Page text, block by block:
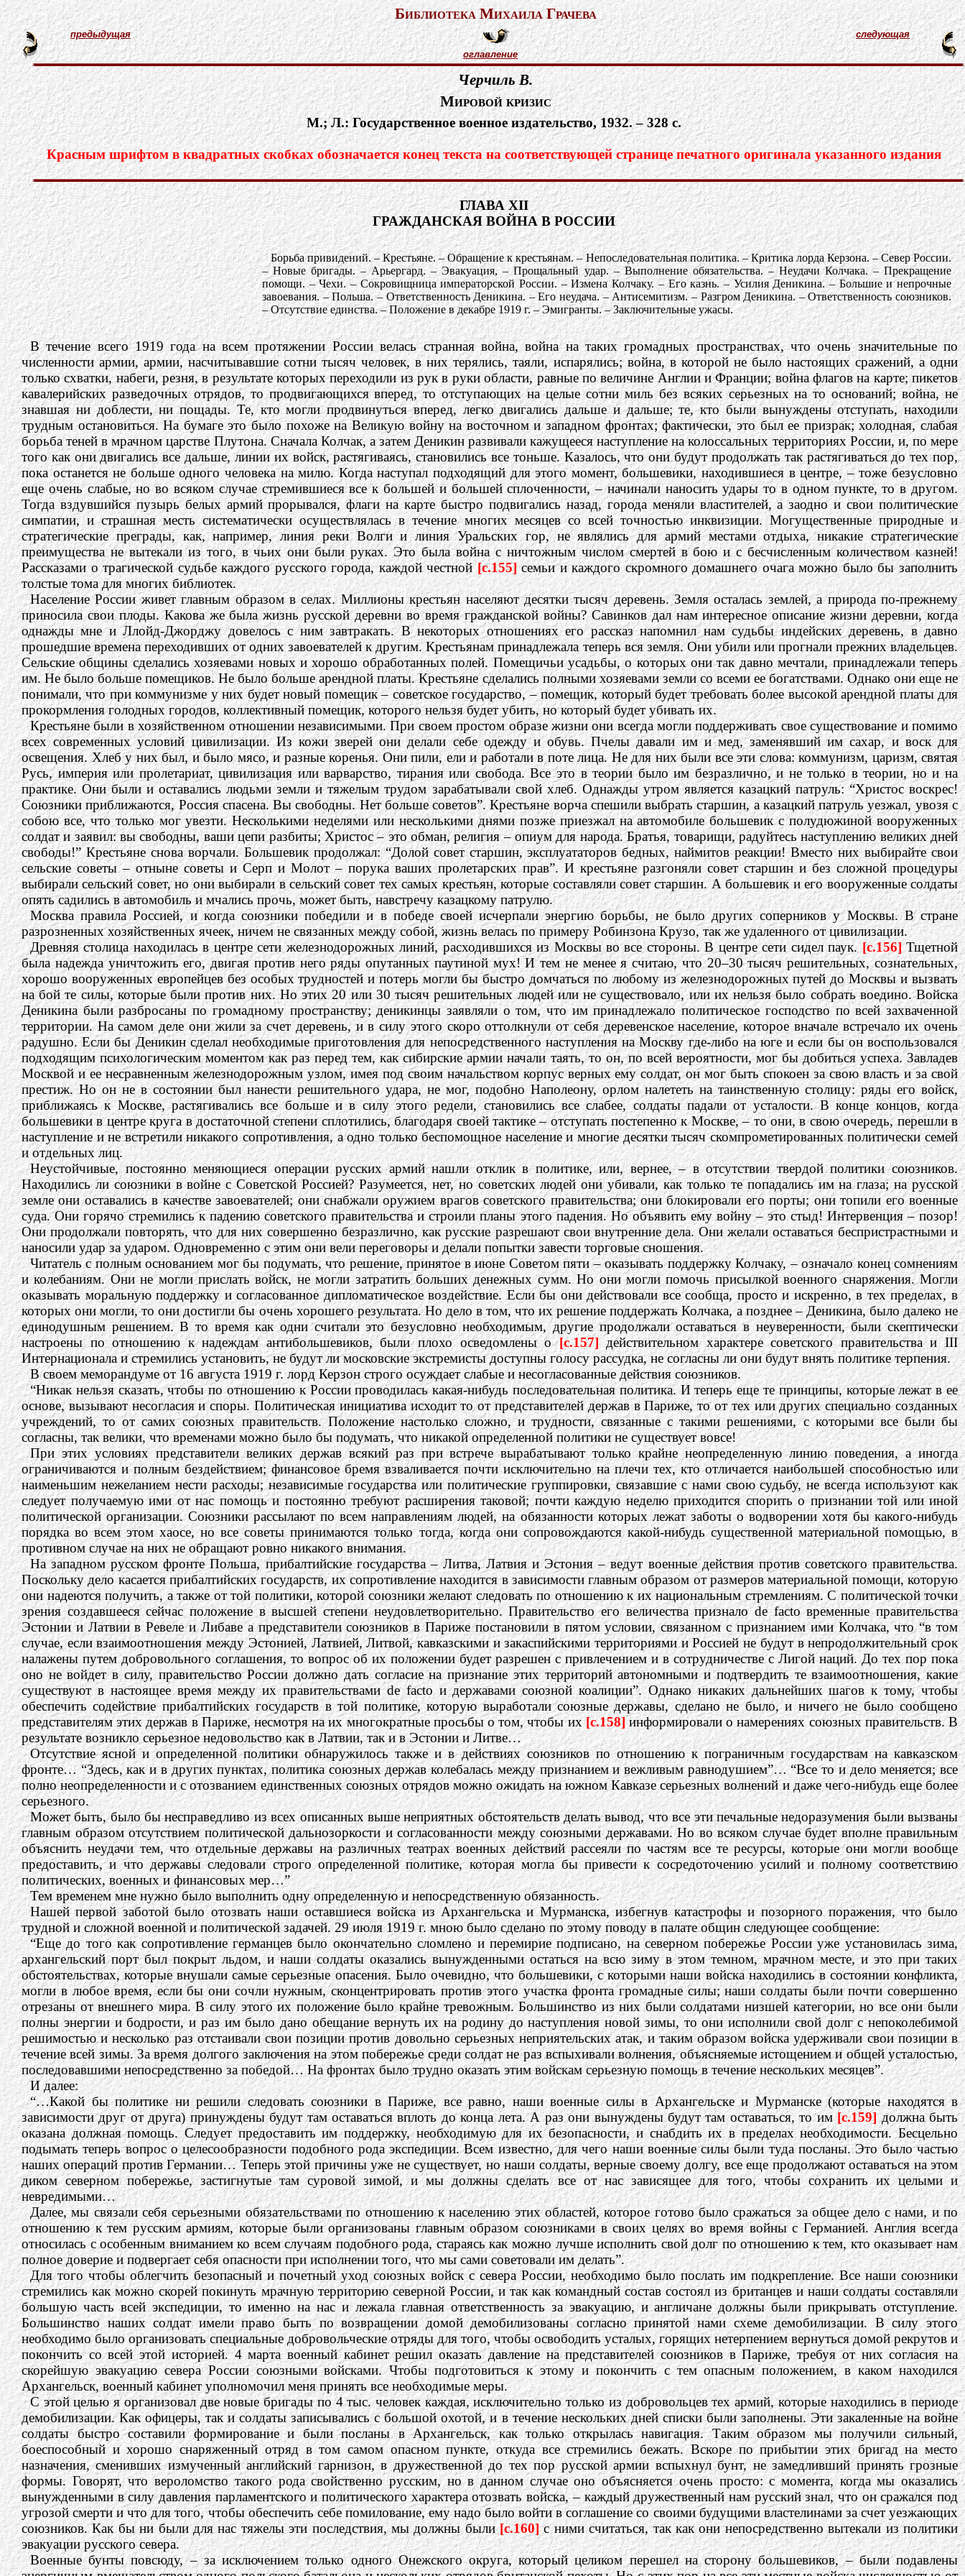
Библиотека Михаила Грачева
предыдущая
следующая
оглавление
Черчиль В.
Мировой кризис
М.; Л.: Государственное военное издательство, 1932. – 328 с.
Красным шрифтом в квадратных скобках обозначается конец текста на соответствующей странице печатного оригинала указанного издания
ГЛАВА XII
ГРАЖДАНСКАЯ ВОЙНА В РОССИИ
Борьба привидений. – Крестьяне. – Обращение к крестьянам. – Непоследовательная политика. – Критика лорда Керзона. – Север России.
– Новые бригады. – Арьергард. – Эвакуация, – Прощальный удар. – Выполнение обязательства. – Неудачи Колчака. – Прекращение
помощи. – Чехи. – Сокровищница императорской России. – Измена Колчаку. – Его казнь. – Усилия Деникина. – Большие и непрочные
завоевания. – Польша. – Ответственность Деникина. – Его неудача. – Антисемитизм. – Разгром Деникина. – Ответственность союзников.
– Отсутствие единства. – Положение в декабре 1919 г. – Эмигранты. – Заключительные ужасы.
В течение всего 1919 года на всем протяжении России велась странная война, война на таких громадных пространствах, что очень значительные по
численности армии, армии, насчитывавшие сотни тысяч человек, в них терялись, таяли, испарялись; война, в которой не было настоящих сражений, а одни
только схватки, набеги, резня, в результате которых переходили из рук в руки области, равные по величине Англии и Франции; война флагов на карте; пикетов
кавалерийских разведочных отрядов, то продвигающихся вперед, то отступающих на целые сотни миль без всяких серьезных на то оснований; война, не
знавшая ни доблести, ни пощады. Те, кто могли продвинуться вперед, легко двигались дальше и дальше; те, кто были вынуждены отступать, находили
трудным остановиться. На бумаге это было похоже на Великую войну на восточном и западном фронтах; фактически, это был ее призрак; холодная, слабая
борьба теней в мрачном царстве Плутона. Сначала Колчак, а затем Деникин развивали кажущееся наступление на колоссальных территориях России, и, по мере
того как они двигались все дальше, линии их войск, растягиваясь, становились все тоньше. Казалось, что они будут продолжать так растягиваться до тех пор,
пока останется не больше одного человека на милю. Когда наступал подходящий для этого момент, большевики, находившиеся в центре, – тоже безусловно
еще очень слабые, но во всяком случае стремившиеся все к большей и большей сплоченности, – начинали наносить удары то в одном пункте, то в другом.
Тогда вздувшийся пузырь белых армий прорывался, флаги на карте быстро подвигались назад, города меняли властителей, а заодно и свои политические
симпатии, и страшная месть систематически осуществлялась в течение многих месяцев со всей точностью инквизиции. Могущественные природные и
стратегические преграды, как, например, линия реки Волги и линия Уральских гор, не являлись для армий местами отдыха, никакие стратегические
преимущества не вытекали из того, в чьих они были руках. Это была война с ничтожным числом смертей в бою и с бесчисленным количеством казней!
Рассказами о трагической судьбе каждого русского города, каждой честной[c.155]семьи и каждого скромного домашнего очага можно было бы заполнить
толстые тома для многих библиотек.
Население России живет главным образом в селах. Миллионы крестьян населяют десятки тысяч деревень. Земля осталась землей, а природа по-прежнему
приносила свои плоды. Какова же была жизнь русской деревни во время гражданской войны? Савинков дал нам интересное описание жизни деревни, когда
однажды мне и Ллойд-Джорджу довелось с ним завтракать. В некоторых отношениях его рассказ напомнил нам судьбы индейских деревень, в давно
прошедшие времена переходивших от одних завоевателей к другим. Крестьянам принадлежала теперь вся земля. Они убили или прогнали прежних владельцев.
Сельские общины сделались хозяевами новых и хорошо обработанных полей. Помещичьи усадьбы, о которых они так давно мечтали, принадлежали теперь
им. Не было больше помещиков. Не было больше арендной платы. Крестьяне сделались полными хозяевами земли со всеми ее богатствами. Однако они еще не
понимали, что при коммунизме у них будет новый помещик – советское государство, – помещик, который будет требовать более высокой арендной платы для
прокормления голодных городов, коллективный помещик, которого нельзя будет убить, но который будет убивать их.
Крестьяне были в хозяйственном отношении независимыми. При своем простом образе жизни они всегда могли поддерживать свое существование и помимо
всех современных условий цивилизации. Из кожи зверей они делали себе одежду и обувь. Пчелы давали им и мед, заменявший им сахар, и воск для
освещения. Хлеб у них был, и было мясо, и разные коренья. Они пили, ели и работали в поте лица. Не для них были все эти слова: коммунизм, царизм, святая
Русь, империя или пролетариат, цивилизация или варварство, тирания или свобода. Все это в теории было им безразлично, и не только в теории, но и на
практике. Они были и оставались людьми земли и тяжелым трудом зарабатывали свой хлеб. Однажды утром является казацкий патруль: “Христос воскрес!
Союзники приближаются, Россия спасена. Вы свободны. Нет больше советов”. Крестьяне ворча спешили выбрать старшин, а казацкий патруль уезжал, увозя с
собою все, что только мог увезти. Несколькими неделями или несколькими днями позже приезжал на автомобиле большевик с полудюжиной вооруженных
солдат и заявил: вы свободны, ваши цепи разбиты; Христос – это обман, религия – опиум для народа. Братья, товарищи, радуйтесь наступлению великих дней
свободы!” Крестьяне снова ворчали. Большевик продолжал: “Долой совет старшин, эксплуататоров бедных, наймитов реакции! Вместо них выбирайте свои
сельские советы – отныне советы и Серп и Молот – порука ваших пролетарских прав”. И крестьяне разгоняли совет старшин и без сложной процедуры
выбирали сельский совет, но они выбирали в сельский совет тех самых крестьян, которые составляли совет старшин. А большевик и его вооруженные солдаты
опять садились в автомобиль и мчались прочь, может быть, навстречу казацкому патрулю.
Москва правила Россией, и когда союзники победили и в победе своей исчерпали энергию борьбы, не было других соперников у Москвы. В стране
разрозненных хозяйственных ячеек, ничем не связанных между собой, жизнь велась по примеру Робинзона Крузо, так же удаленного от цивилизации.
Древняя столица находилась в центре сети железнодорожных линий, расходившихся из Москвы во все стороны. В центре сети сидел паук.[c.156]Тщетной
была надежда уничтожить его, двигая против него ряды опутанных паутиной мух! И тем не менее я считаю, что 20–30 тысяч решительных, сознательных,
хорошо вооруженных европейцев без особых трудностей и потерь могли бы быстро домчаться по любому из железнодорожных путей до Москвы и вызвать
на бой те силы, которые были против них. Но этих 20 или 30 тысяч решительных людей или не существовало, или их нельзя было собрать воедино. Войска
Деникина были разбросаны по громадному пространству; деникинцы заявляли о том, что им принадлежало политическое господство по всей захваченной
территории. На самом деле они жили за счет деревень, и в силу этого скоро оттолкнули от себя деревенское население, которое вначале встречало их очень
радушно. Если бы Деникин сделал необходимые приготовления для непосредственного наступления на Москву где-либо на юге и если бы он воспользовался
подходящим психологическим моментом как раз перед тем, как сибирские армии начали таять, то он, по всей вероятности, мог бы добиться успеха. Завладев
Москвой и ее несравненным железнодорожным узлом, имея под своим начальством корпус верных ему солдат, он мог быть спокоен за свою власть и за свой
престиж. Но он не в состоянии был нанести решительного удара, не мог, подобно Наполеону, орлом налететь на таинственную столицу: ряды его войск,
приближаясь к Москве, растягивались все больше и в силу этого редели, становились все слабее, солдаты падали от усталости. В конце концов, когда
большевики в центре круга в достаточной степени сплотились, благодаря своей тактике – отступать постепенно к Москве, – то они, в свою очередь, перешли в
наступление и не встретили никакого сопротивления, а одно только беспомощное население и многие десятки тысяч скомпрометированных политически семей
и отдельных лиц.
Неустойчивые, постоянно меняющиеся операции русских армий нашли отклик в политике, или, вернее, – в отсутствии твердой политики союзников.
Находились ли союзники в войне с Советской Россией? Разумеется, нет, но советских людей они убивали, как только те попадались им на глаза; на русской
земле они оставались в качестве завоевателей; они снабжали оружием врагов советского правительства; они блокировали его порты; они топили его военные
суда. Они горячо стремились к падению советского правительства и строили планы этого падения. Но объявить ему войну – это стыд! Интервенция – позор!
Они продолжали повторять, что для них совершенно безразлично, как русские разрешают свои внутренние дела. Они желали оставаться беспристрастными и
наносили удар за ударом. Одновременно с этим они вели переговоры и делали попытки завести торговые сношения.
Читатель с полным основанием мог бы подумать, что решение, принятое в июне Советом пяти – оказывать поддержку Колчаку, – означало конец сомнениям
и колебаниям. Они не могли прислать войск, не могли затратить больших денежных сумм. Но они могли помочь присылкой военного снаряжения. Могли
оказывать моральную поддержку и согласованное дипломатическое воздействие. Если бы они действовали все сообща, просто и искренно, в тех пределах, в
которых они могли, то они достигли бы очень хорошего результата. Но дело в том, что их решение поддержать Колчака, а позднее – Деникина, было далеко не
единодушным решением. В то время как одни считали это безусловно необходимым, другие продолжали оставаться в неуверенности, были скептически
настроены по отношению к надеждам антибольшевиков, были плохо осведомлены о[c.157]действительном характере советского правительства и III
Интернационала и стремились установить, не будут ли московские экстремисты доступны голосу рассудка, не согласны ли они будут внять политике терпения.
В своем меморандуме от 16 августа 1919 г. лорд Керзон строго осуждает слабые и несогласованные действия союзников.
“Никак нельзя сказать, чтобы по отношению к России проводилась какая-нибудь последовательная политика. И теперь еще те принципы, которые лежат в ее
основе, вызывают несогласия и споры. Политическая инициатива исходит то от представителей держав в Париже, то от тех или других специально созданных
учреждений, то от самих союзных правительств. Положение настолько сложно, и трудности, связанные с такими решениями, с которыми все были бы
согласны, так велики, что временами можно было бы подумать, что никакой определенной политики не существует вовсе!
При этих условиях представители великих держав всякий раз при встрече вырабатывают только крайне неопределенную линию поведения, а иногда
ограничиваются и полным бездействием; финансовое бремя взваливается почти исключительно на плечи тех, кто отличается наибольшей способностью или
наименьшим нежеланием нести расходы; независимые государства или политические группировки, связавшие с нами свою судьбу, не всегда используют как
следует получаемую ими от нас помощь и постоянно требуют расширения таковой; почти каждую неделю приходится спорить о признании той или иной
политической организации. Союзники рассылают по всем направлениям людей, на обязанности которых лежат заботы о водворении хотя бы какого-нибудь
порядка во всем этом хаосе, но все советы принимаются только тогда, когда они сопровождаются какой-нибудь существенной материальной помощью, в
противном случае на них не обращают ровно никакого внимания.
На западном русском фронте Польша, прибалтийские государства – Литва, Латвия и Эстония – ведут военные действия против советского правительства.
Поскольку дело касается прибалтийских государств, их сопротивление находится в зависимости главным образом от размеров материальной помощи, которую
они надеются получить, а также от той политики, которой союзники желают следовать по отношению к их национальным стремлениям. С политической точки
зрения создавшееся сейчас положение в высшей степени неудовлетворительно. Правительство его величества признало de facto временные правительства
Эстонии и Латвии в Ревеле и Либаве а представители союзников в Париже постановили в пятом условии, связанном с признанием ими Колчака, что “в том
случае, если взаимоотношения между Эстонией, Латвией, Литвой, кавказскими и закаспийскими территориями и Россией не будут в непродолжительный срок
налажены путем добровольного соглашения, то вопрос об их положении будет разрешен с привлечением и в сотрудничестве с Лигой наций. До тех пор пока
оно не войдет в силу, правительство России должно дать согласие на признание этих территорий автономными и подтвердить те взаимоотношения, какие
существуют в настоящее время между их правительствами de facto и державами союзной коалиции”. Однако никаких дальнейших шагов к тому, чтобы
обеспечить содействие прибалтийских государств в той политике, которую выработали союзные державы, сделано не было, и ничего не было сообщено
представителям этих держав в Париже, несмотря на их многократные просьбы о том, чтобы их[c.158]информировали о намерениях союзных правительств. В
результате возникло серьезное недовольство как в Латвии, так и в Эстонии и Литве…
Отсутствие ясной и определенной политики обнаружилось также и в действиях союзников по отношению к пограничным государствам на кавказском
фронте… “Здесь, как и в других пунктах, политика союзных держав колебалась между признанием и вежливым равнодушием”… “Все то и дело меняется; все
полно неопределенности и с отозванием единственных союзных отрядов можно ожидать на южном Кавказе серьезных волнений и даже чего-нибудь еще более
серьезного.
Может быть, было бы несправедливо из всех описанных выше неприятных обстоятельств делать вывод, что все эти печальные недоразумения были вызваны
главным образом отсутствием политической дальнозоркости и согласованности между союзными державами. Но во всяком случае будет вполне правильным
объяснить неудачи тем, что отдельные державы на различных театрах военных действий рассеяли по частям все те ресурсы, которые они могли вообще
предоставить, и что державы следовали строго определенной политике, которая могла бы привести к сосредоточению усилий и полному соответствию
политических, военных и финансовых мер…”
Тем временем мне нужно было выполнить одну определенную и непосредственную обязанность.
Нашей первой заботой было отозвать наши оставшиеся войска из Архангельска и Мурманска, избегнув катастрофы и позорного поражения, что было
трудной и сложной военной и политической задачей. 29 июля 1919 г. мною было сделано по этому поводу в палате общин следующее сообщение:
“Еще до того как сопротивление германцев было окончательно сломлено и перемирие подписано, на северном побережье России уже установилась зима,
архангельский порт был покрыт льдом, и наши солдаты оказались вынужденными остаться на всю зиму в этом темном, мрачном месте, и это при таких
обстоятельствах, которые внушали самые серьезные опасения. Было очевидно, что большевики, с которыми наши войска находились в состоянии конфликта,
могли в любое время, если бы они сочли нужным, сконцентрировать против этого участка фронта громадные силы; наши солдаты были почти совершенно
отрезаны от внешнего мира. В силу этого их положение было крайне тревожным. Большинство из них были солдатами низшей категории, но все они были
полны энергии и бодрости, и раз им было дано обещание вернуть их на родину до наступления новой зимы, то они исполнили свой долг с непоколебимой
решимостью и несколько раз отстаивали свои позиции против довольно серьезных неприятельских атак, и таким образом войска удерживали свои позиции в
течение всей зимы. За время долгого заключения на этом побережье среди солдат не раз вспыхивали волнения, объясняемые истощением и общей усталостью,
последовавшими непосредственно за победой… На фронтах было трудно оказать этим войскам серьезную помощь в течение нескольких месяцев”.
И далее:
“…Какой бы политике ни решили следовать союзники в Париже, все равно, наши военные силы в Архангельске и Мурманске (которые находятся в
зависимости друг от друга) принуждены будут там оставаться вплоть до конца лета. А раз они вынуждены будут там оставаться, то им[c.159]должна быть
оказана должная помощь. Следует предоставить им поддержку, необходимую для их безопасности, и снабдить их в пределах необходимости. Бесцельно
подымать теперь вопрос о целесообразности подобного рода экспедиции. Всем известно, для чего наши военные силы были туда посланы. Это было частью
наших операций против Германии… Теперь этой причины уже не существует, но наши солдаты, верные своему долгу, все еще продолжают оставаться на этом
диком северном побережье, застигнутые там суровой зимой, и мы должны сделать все от нас зависящее для того, чтобы сохранить их целыми и
невредимыми…
Далее, мы связали себя серьезными обязательствами по отношению к населению этих областей, которое готово было сражаться за общее дело с нами, и по
отношению к тем русским армиям, которые были организованы главным образом союзниками в своих целях во время войны с Германией. Англия всегда
относилась с особенным вниманием ко всем случаям подобного рода, стараясь как можно лучше исполнить свой долг по отношению к тем, кто оказывает нам
полное доверие и подвергает себя опасности при исполнении того, что мы сами советовали им делать”.
Для того чтобы облегчить безопасный и почетный уход союзных войск с севера России, необходимо было послать им подкрепление. Все наши союзники
стремились как можно скорей покинуть мрачную территорию северной России, и так как командный состав состоял из британцев и наши солдаты составляли
большую часть всей экспедиции, то именно на нас и лежала главная ответственность за эвакуацию, и англичане должны были прикрывать отступление.
Большинство наших солдат имели право быть по возвращении домой демобилизованы согласно принятой нами схеме демобилизации. В силу этого
необходимо было организовать специальные добровольческие отряды для того, чтобы освободить усталых, горящих нетерпением вернуться домой рекрутов и
покончить со всей этой историей. 4 марта военный кабинет решил оказать давление на представителей союзников в Париже, требуя от них согласия на
скорейшую эвакуацию севера России союзными войсками. Чтобы подготовиться к этому и покончить с тем опасным положением, в каком находился
Архангельск, военный кабинет уполномочил меня принять все необходимые меры.
С этой целью я организовал две новые бригады по 4 тыс. человек каждая, исключительно только из добровольцев тех армий, которые находились в периоде
демобилизации. Как офицеры, так и солдаты записывались с большой охотой, и в течение нескольких дней списки были заполнены. Эти закаленные на войне
солдаты быстро составили формирование и были посланы в Архангельск, как только открылась навигация. Таким образом мы получили сильный,
боеспособный и хорошо снаряженный отряд в том самом опасном пункте, откуда все стремились бежать. Вскоре по прибытии этих бригад на место
назначения, сменивших измученный английский гарнизон, в дружественной до тех пор русской армии вспыхнул бунт, не замедливший принять грозные
формы. Говорят, что вероломство такого рода свойственно русским, но в данном случае оно объясняется очень просто: с момента, когда мы оказались
вынужденными в силу давления парламентского и политического характера отозвать войска, – каждый дружественный нам русский знал, что он сражался под
угрозой смерти и что для того, чтобы обеспечить себе помилование, ему надо было войти в соглашение со своими будущими властелинами за счет уезжающих
союзников. Как бы ни были для нас тяжелы эти последствия, мы должны были[c.160]с ними считаться, так как они непосредственно вытекали из политики
эвакуации русского севера.
Военные бунты повсюду, – за исключением только одного Онежского округа, который целиком перешел на сторону большевиков, – были подавлены